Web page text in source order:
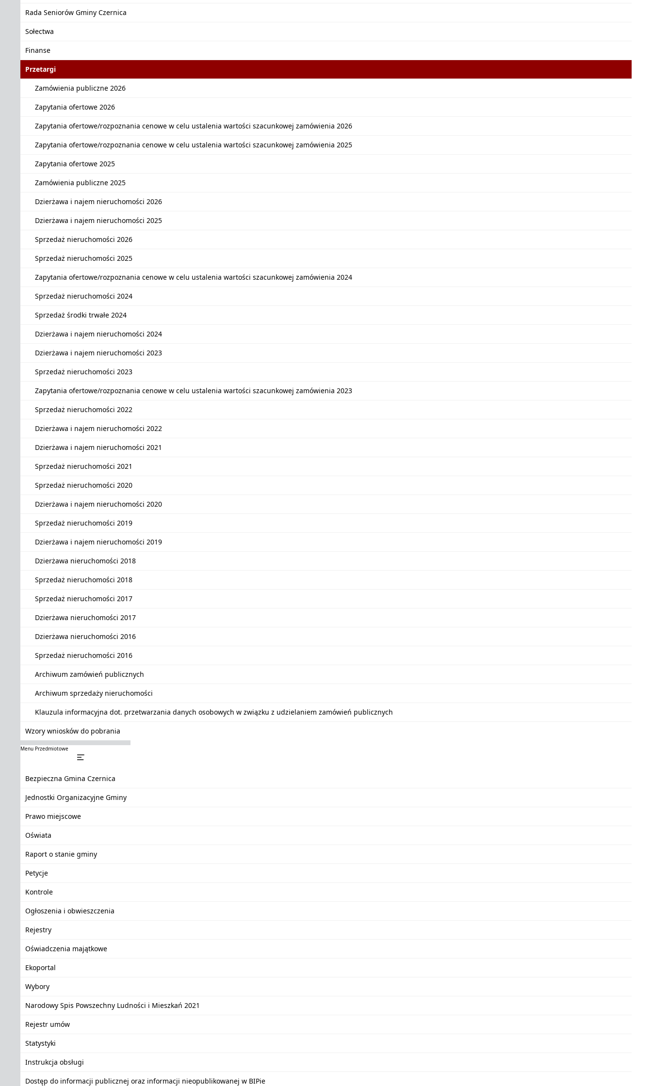
Rada Seniorów Gminy Czernica
Sołectwa
Finanse
Przetargi
Zamówienia publiczne 2026
Zapytania ofertowe 2026
Zapytania ofertowe/rozpoznania cenowe w celu ustalenia wartości szacunkowej zamówienia 2026
Zapytania ofertowe/rozpoznania cenowe w celu ustalenia wartości szacunkowej zamówienia 2025
Zapytania ofertowe 2025
Zamówienia publiczne 2025
Dzierżawa i najem nieruchomości 2026
Dzierżawa i najem nieruchomości 2025
Sprzedaż nieruchomości 2026
Sprzedaż nieruchomości 2025
Zapytania ofertowe/rozpoznania cenowe w celu ustalenia wartości szacunkowej zamówienia 2024
Sprzedaż nieruchomości 2024
Sprzedaż środki trwałe 2024
Dzierżawa i najem nieruchomości 2024
Dzierżawa i najem nieruchomości 2023
Sprzedaż nieruchomości 2023
Zapytania ofertowe/rozpoznania cenowe w celu ustalenia wartości szacunkowej zamówienia 2023
Sprzedaż nieruchomości 2022
Dzierżawa i najem nieruchomości 2022
Dzierżawa i najem nieruchomości 2021
Sprzedaż nieruchomości 2021
Sprzedaż nieruchomości 2020
Dzierżawa i najem nieruchomości 2020
Sprzedaż nieruchomości 2019
Dzierżawa i najem nieruchomości 2019
Dzierżawa nieruchomości 2018
Sprzedaż nieruchomości 2018
Sprzedaż nieruchomości 2017
Dzierżawa nieruchomości 2017
Dzierżawa nieruchomości 2016
Sprzedaż nieruchomości 2016
Archiwum zamówień publicznych
Archiwum sprzedaży nieruchomości
Klauzula informacyjna dot. przetwarzania danych osobowych w związku z udzielaniem zamówień publicznych
Wzory wniosków do pobrania
Menu Przedmiotowe
Bezpieczna Gmina Czernica
Jednostki Organizacyjne Gminy
Prawo miejscowe
Oświata
Raport o stanie gminy
Petycje
Kontrole
Ogłoszenia i obwieszczenia
Rejestry
Oświadczenia majątkowe
Ekoportal
Wybory
Narodowy Spis Powszechny Ludności i Mieszkań 2021
Rejestr umów
Statystyki
Instrukcja obsługi
Dostęp do informacji publicznej oraz informacji nieopublikowanej w BIPie